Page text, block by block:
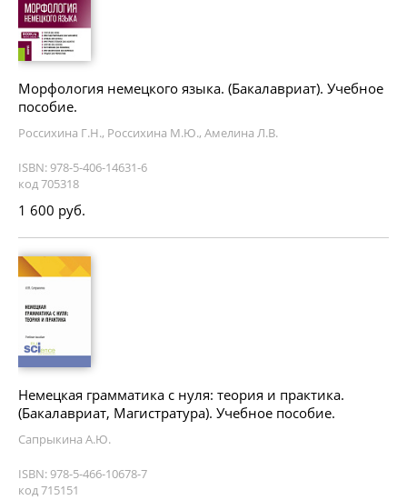
Морфология немецкого языка. (Бакалавриат). Учебное
пособие.
Россихина Г.Н., Россихина М.Ю., Амелина Л.В.
ISBN: 978-5-406-14631-6
код 705318
1 600 руб.
Немецкая грамматика с нуля: теория и практика.
(Бакалавриат, Магистратура). Учебное пособие.
Сапрыкина А.Ю.
ISBN: 978-5-466-10678-7
код 715151